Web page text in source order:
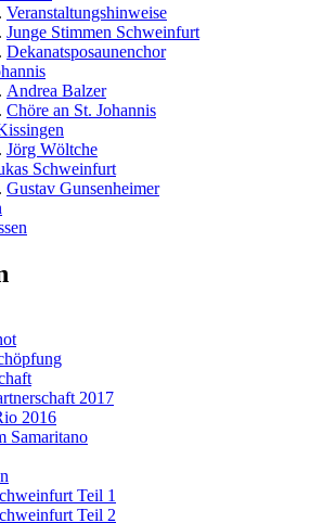
Veranstaltungshinweise
Junge Stimmen Schweinfurt
Dekanatsposaunenchor
Andrea Balzer
Chöre an St. Johannis
Jörg Wöltche
Schweinfurt
Gustav Gunsenheimer
2017
2016
Samaritano
Teil 1
Teil 2